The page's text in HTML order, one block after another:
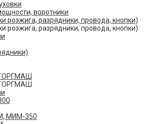
воротники
розжига, разрядники, провода, кнопки)
розжига, разрядники, провода, кнопки)
МИМ-350